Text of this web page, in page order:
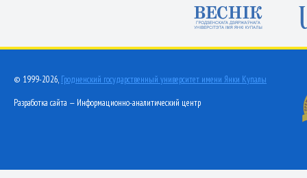
© 1999-2026, Гродненский государственный университет имени Янки Купалы
Разработка сайта — Информационно-аналитический центр